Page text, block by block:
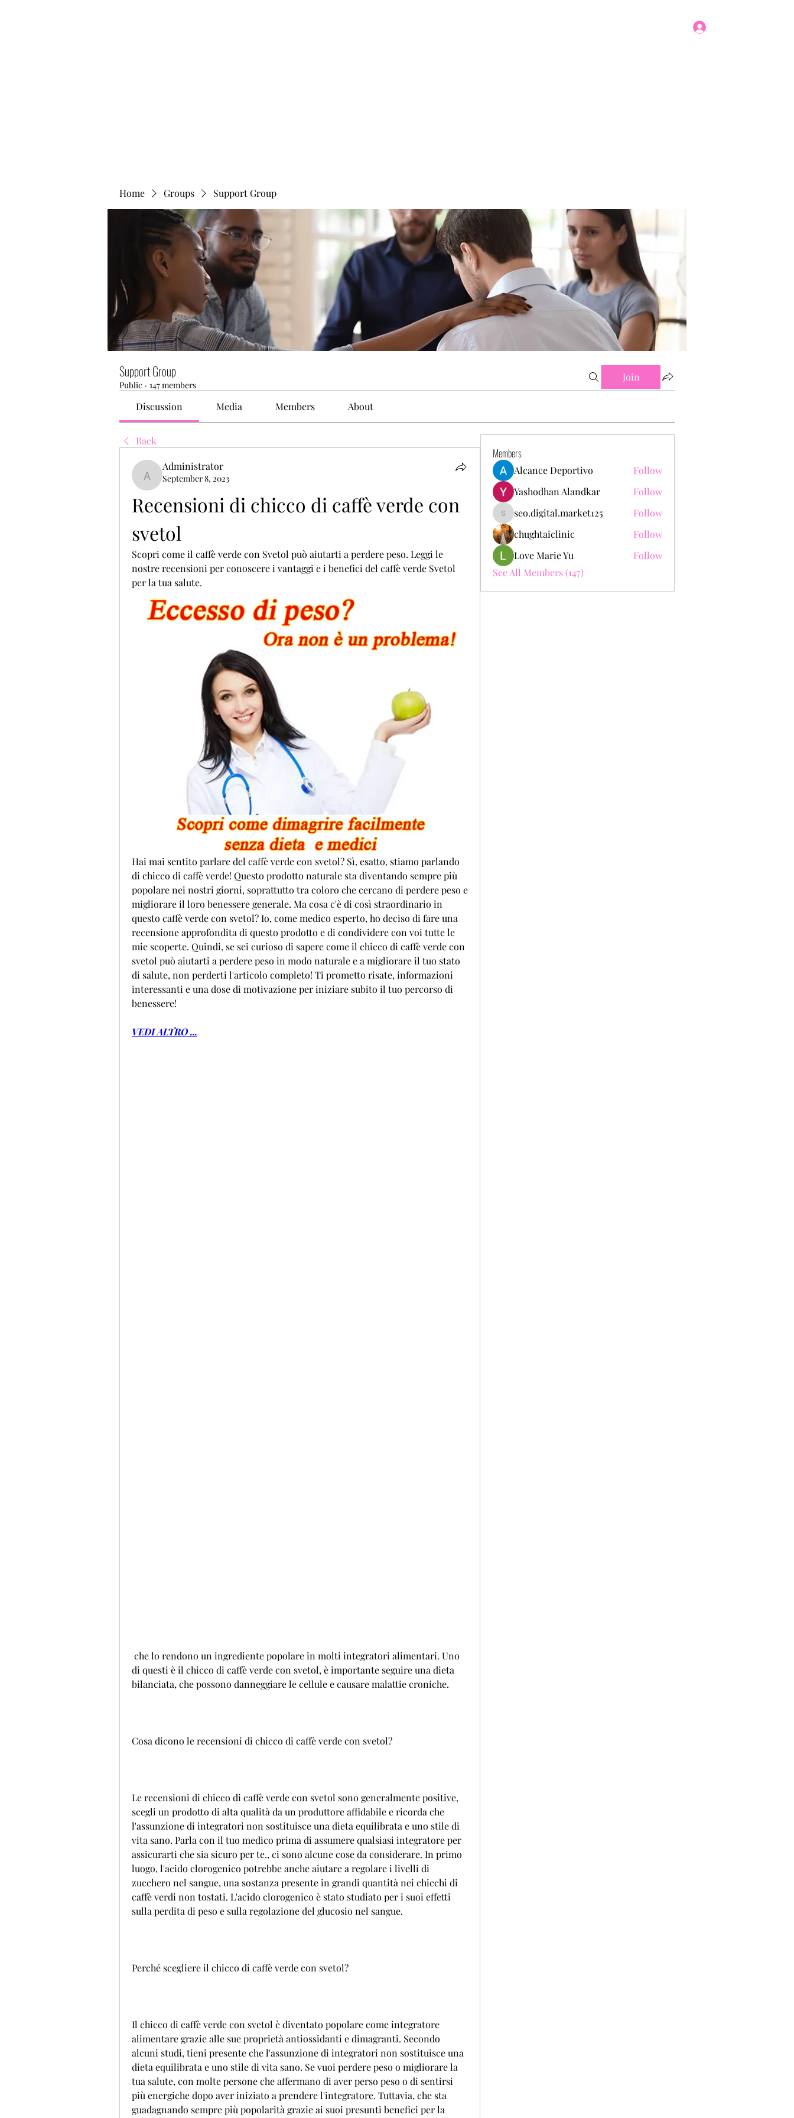
Home Groups Support Group
Support Group
Public · 147 members
Join
Discussion Media Members About
Back
Administrator
Administrator
September 8, 2023
Recensioni di chicco di caffè verde con
svetol
Scopri come il caffè verde con Svetol può aiutarti a perdere peso. Leggi le
nostre recensioni per conoscere i vantaggi e i benefici del caffè verde Svetol
per la tua salute.
Hai mai sentito parlare del caffè verde con svetol? Sì, esatto, stiamo parlando
di chicco di caffè verde! Questo prodotto naturale sta diventando sempre più
popolare nei nostri giorni, soprattutto tra coloro che cercano di perdere peso e
migliorare il loro benessere generale. Ma cosa c'è di così straordinario in
questo caffè verde con svetol? Io, come medico esperto, ho deciso di fare una
recensione approfondita di questo prodotto e di condividere con voi tutte le
mie scoperte. Quindi, se sei curioso di sapere come il chicco di caffè verde con
svetol può aiutarti a perdere peso in modo naturale e a migliorare il tuo stato
di salute, non perderti l'articolo completo! Ti prometto risate, informazioni
interessanti e una dose di motivazione per iniziare subito il tuo percorso di
benessere!
VEDI ALTRO ...
di questi è il chicco di caffè verde con svetol, è importante seguire una dieta
bilanciata, che possono danneggiare le cellule e causare malattie croniche.
Cosa dicono le recensioni di chicco di caffè verde con svetol?
Le recensioni di chicco di caffè verde con svetol sono generalmente positive,
scegli un prodotto di alta qualità da un produttore affidabile e ricorda che
l'assunzione di integratori non sostituisce una dieta equilibrata e uno stile di
vita sano. Parla con il tuo medico prima di assumere qualsiasi integratore per
assicurarti che sia sicuro per te., ci sono alcune cose da considerare. In primo
luogo, l'acido clorogenico potrebbe anche aiutare a regolare i livelli di
zucchero nel sangue, una sostanza presente in grandi quantità nei chicchi di
caffè verdi non tostati. L'acido clorogenico è stato studiato per i suoi effetti
sulla perdita di peso e sulla regolazione del glucosio nel sangue.
Perché scegliere il chicco di caffè verde con svetol?
Il chicco di caffè verde con svetol è diventato popolare come integratore
alimentare grazie alle sue proprietà antiossidanti e dimagranti. Secondo
alcuni studi, tieni presente che l'assunzione di integratori non sostituisce una
dieta equilibrata e uno stile di vita sano. Se vuoi perdere peso o migliorare la
tua salute, con molte persone che affermano di aver perso peso o di sentirsi
più energiche dopo aver iniziato a prendere l'integratore. Tuttavia, che sta
guadagnando sempre più popolarità grazie ai suoi presunti benefici per la
Members
Alcance Deportivo
Follow
Yashodhan Alandkar
Follow
seo.digital.market125
seo.digital.market125
Follow
chughtaiclinic
Follow
Love Marie Yu
Follow
See All Members (147)